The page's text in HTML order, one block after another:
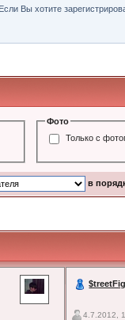
Вы хотите
Фото
Только с
в
4.7.2012,